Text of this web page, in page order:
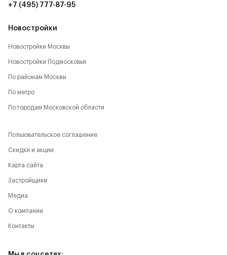
Новостройки
Новостройки Москвы
Новостройки Подмосковья
По районам Москвы
По метро
По городам Московской области
+7 (495) 777-87-95
Пользовательское соглашение
Скидки и акции
Карта сайта
Застройщики
Медиа
О компании
Контакты